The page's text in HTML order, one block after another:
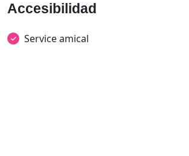
Accesibilidad
Service amical